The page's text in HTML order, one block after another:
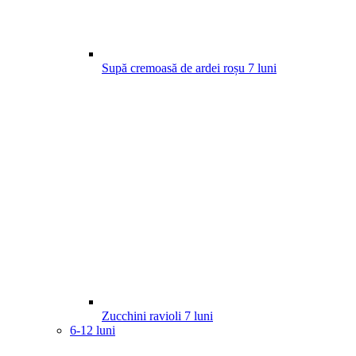
Supă cremoasă de ardei roșu 7 luni
Zucchini ravioli 7 luni
6-12 luni